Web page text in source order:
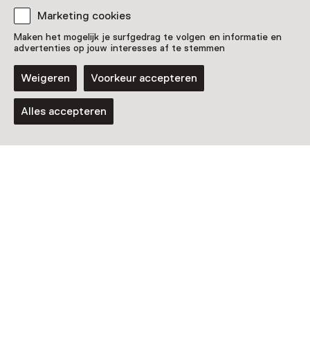
Marketing cookies
Maken het mogelijk je surfgedrag te volgen en informatie en
advertenties op jouw interesses af te stemmen
Weigeren Voorkeur accepteren
Alles accepteren